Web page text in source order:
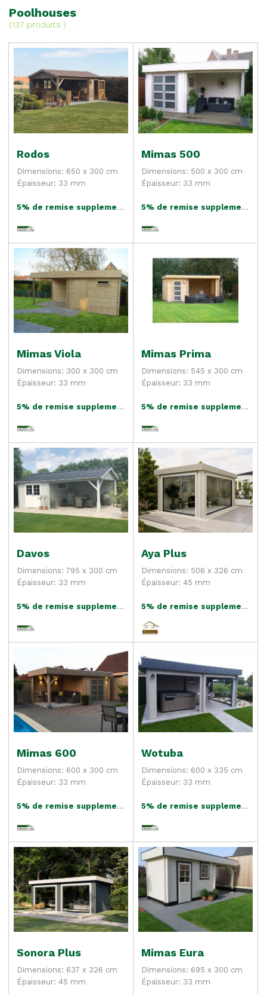
Poolhouses
(137 produits )
Rodos
Dimensions: 650 x 300 cm
Épaisseur: 33 mm
5% de remise supplementaire
Mimas 500
Dimensions: 500 x 300 cm
Épaisseur: 33 mm
5% de remise supplementaire
Mimas Viola
Dimensions: 300 x 300 cm
Épaisseur: 33 mm
5% de remise supplementaire
Mimas Prima
Dimensions: 545 x 300 cm
Épaisseur: 33 mm
5% de remise supplementaire
Davos
Dimensions: 795 x 300 cm
Épaisseur: 33 mm
5% de remise supplementaire
Aya Plus
Dimensions: 506 x 326 cm
Épaisseur: 45 mm
5% de remise supplementaire
Mimas 600
Dimensions: 600 x 300 cm
Épaisseur: 33 mm
5% de remise supplementaire
Wotuba
Dimensions: 600 x 335 cm
Épaisseur: 33 mm
5% de remise supplementaire
Sonora Plus
Dimensions: 637 x 326 cm
Épaisseur: 45 mm
Mimas Eura
Dimensions: 695 x 300 cm
Épaisseur: 33 mm